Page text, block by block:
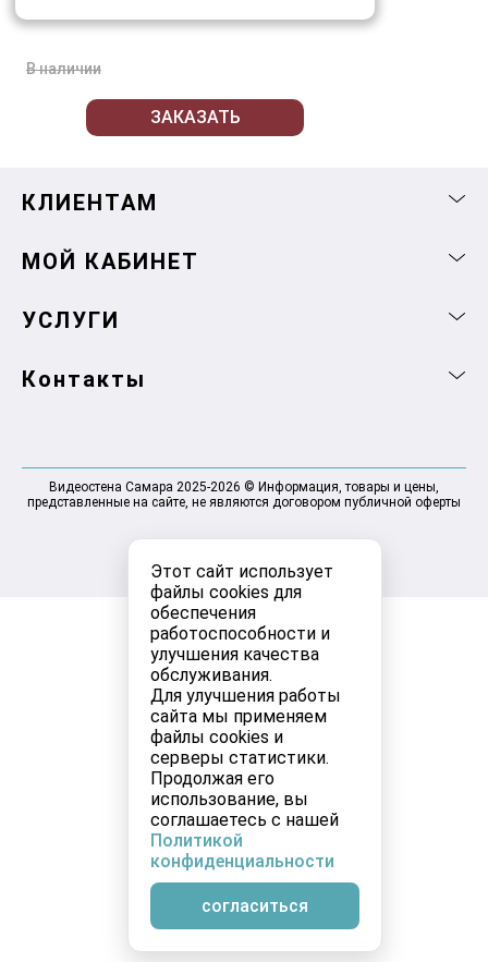
Этот сайт использует
файлы cookies для
обеспечения
работоспособности и
улучшения качества
обслуживания.
Для улучшения работы
сайта мы применяем
файлы cookies и
серверы статистики.
Продолжая его
использование, вы
соглашаетесь с нашей
Политикой
конфиденциальности
согласиться
В наличии
ЗАКАЗАТЬ
КЛИЕНТАМ
МОЙ КАБИНЕТ
УСЛУГИ
Контакты
Видеостена Самара 2025-2026 © Информация, товары и цены,
представленные на сайте, не являются договором публичной оферты